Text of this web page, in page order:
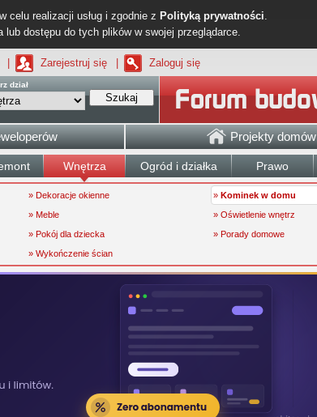
celu realizacji usług i zgodnie z Polityką prywatności.
lub dostępu do tych plików w swojej przeglądarce.
Zarejestruj się Zaloguj się
dział
Szukaj
Projekty domów
Wnętrza Ogród i działka Prawo
» Dekoracje okienne » Kominek w domu
» Meble
» Oświetlenie wnętrz
» Pokój dla dziecka
» Porady domowe
» Wykończenie ścian